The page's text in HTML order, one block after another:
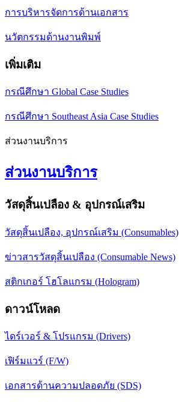
การบริหารจัดการด้านเอกสาร
นวัตกรรมด้านงานพิมพ์
เพิ่มเติม
กรณีศึกษา Global Case Studies
กรณีศึกษา Southeast Asia Case Studies
ส่วนงานบริการ
ส่วนงานบริการ
วัสดุสิ้นเปลือง & อุปกรณ์เสริม
วัสดุสิ้นเปลือง, อุปกรณ์เสริม (Consumables)
ข่าวสารวัสดุสิ้นเปลือง (Consumable News)
สติกเกอร์ โฮโลแกรม (Hologram)
ดาวน์โหลด
ไดร์เวอร์ & โปรแกรม (Drivers)
เฟิร์มแวร์ (F/W)
เอกสารด้านความปลอดภัย (SDS)